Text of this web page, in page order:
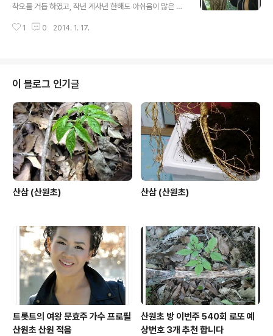
착오를 거듭 하였고, 작년 계사년 한해도 아쉬움이 많은 한
르듯 그렇게 지나 가겠지요. 기존에 산원을 아시는 분들은
이틀간 당겨 왔읍니다. 세상를 좀 좋게 좋게 살아 보려 해도
그리 쉽지 않네요. 또한 올해 5월 까지는 폰개설 하지 않으
려고 합니다. 문의 사항이나 약초와 관련된 구매 부분은 메
일kbs33@hanmail.net 이나 방명록에 흔적 남겨 주십
시요. 유입순위 유입경로/유입수 테이블 유입경로 유입수
m.sear..
1 0 2014. 1. 17.
이 블로그 인기글
산삼 (산원초) 산삼 (산원초)
트롯트의 여왕 문효주 가수 프로필
산원초 산원 적음
산원초 방 이번주 540회 로또 예
상번호 3개 추천 합니다